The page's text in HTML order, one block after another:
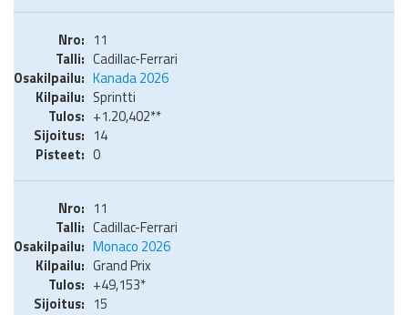
11
Cadillac-Ferrari
Kanada 2026
Sprintti
+1.20,402**
14
0
11
Cadillac-Ferrari
Monaco 2026
Grand Prix
+49,153*
15